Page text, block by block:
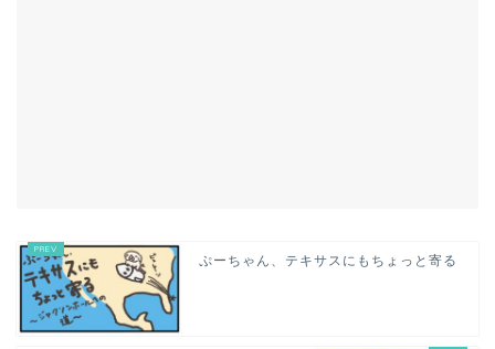
ぷーちゃん、テキサスにもちょっと寄る